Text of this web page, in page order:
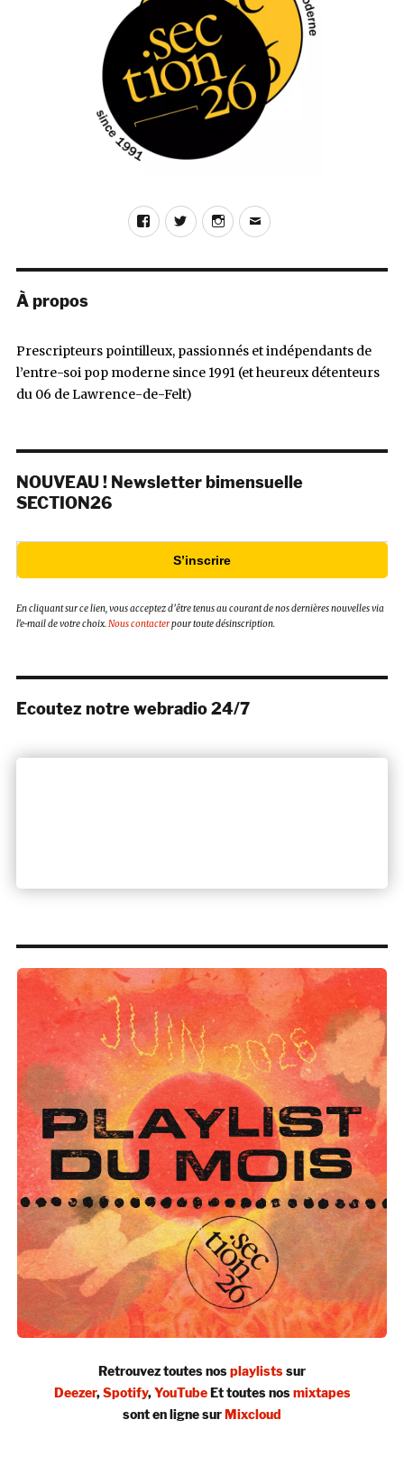
FacebookTwitterInstagram
E-
À propos
Prescripteurs pointilleux, passionnés et indépendants de
l’entre-soi pop moderne since 1991 (et heureux détenteurs
du 06 de Lawrence-de-Felt)
NOUVEAU ! Newsletter bimensuelle
SECTION26
S’inscrire
En cliquant sur ce lien, vous acceptez d’être tenus au courant de nos dernières nouvelles via
l’e-mail de votre choix.Nous contacterpour toute désinscription.
Ecoutez notre webradio 24/7
Retrouvez toutes nosplaylistssur
Deezer,Spotify,YouTubeEt toutes nosmixtapes
sont en ligne surMixcloud